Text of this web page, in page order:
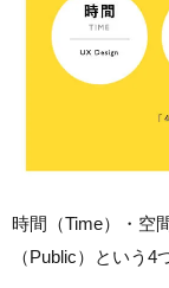
時間（Time）・空
（Public）という4